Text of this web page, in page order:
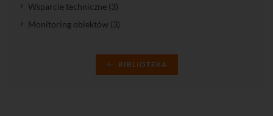
Wsparcie techniczne (3)
Monitoring obiektów (3)
BIBLIOTEKA